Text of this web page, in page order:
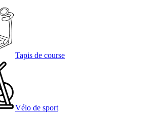
Tapis de course
Vélo de sport